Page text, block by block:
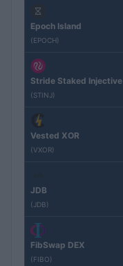
Epoch Island
(EPOCH)
Stride Staked Injective
(STINJ)
Vested XOR
(VXOR)
JDB
(JDB)
FibSwap DEX
(FIBO)